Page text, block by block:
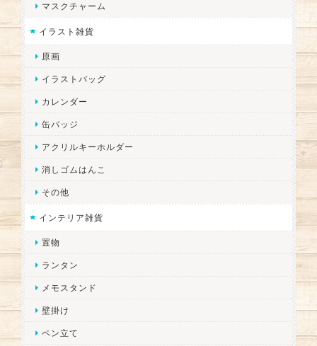
マスクチャーム
イラスト雑貨
原画
イラストバッグ
カレンダー
缶バッジ
アクリルキーホルダー
消しゴムはんこ
その他
インテリア雑貨
置物
ランタン
メモスタンド
壁掛け
ペン立て